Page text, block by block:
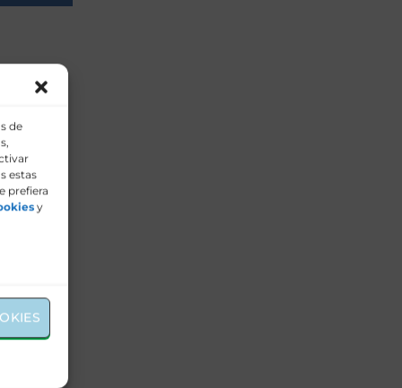
de
estas
prefiera
y